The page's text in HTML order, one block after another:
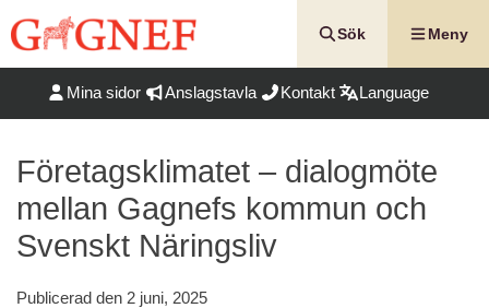
till
Sök Meny
Mina sidor Anslagstavla Kontakt Language
Företagsklimatet – dialogmöte
mellan Gagnefs kommun och
Svenskt Näringsliv
Publicerad den 2 juni, 2025